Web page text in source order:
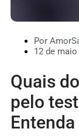
Por
12 de
Quais
pelo